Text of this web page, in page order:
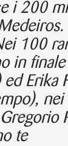
i 200
100
in
ed
te